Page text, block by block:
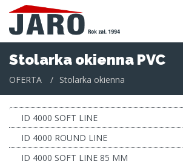
Stolarka okienna PVC
OFERTA Stolarka okienna
ID 4000 SOFT LINE
ID 4000 ROUND LINE
ID 4000 SOFT LINE 85 MM